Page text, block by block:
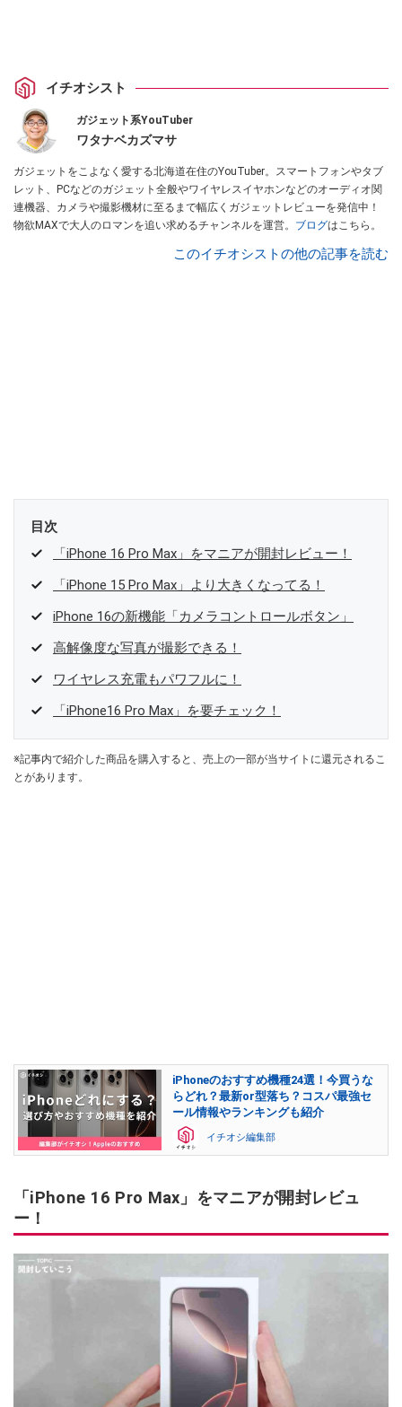
イチオシスト
ガジェット系YouTuber
ワタナベカズマサ
ガジェットをこよなく愛する北海道在住のYouTuber。スマートフォンやタブ
レット、PCなどのガジェット全般やワイヤレスイヤホンなどのオーディオ関
連機器、カメラや撮影機材に至るまで幅広くガジェットレビューを発信中！
物欲MAXで大人のロマンを追い求めるチャンネルを運営。 ブログはこちら。
このイチオシストの他の記事を読む
目次
「iPhone 16 Pro Max」をマニアが開封レビュー！
「iPhone 15 Pro Max」より大きくなってる！
iPhone 16の新機能「カメラコントロールボタン」
高解像度な写真が撮影できる！
ワイヤレス充電もパワフルに！
「iPhone16 Pro Max」を要チェック！
※記事内で紹介した商品を購入すると、売上の一部が当サイトに還元されるこ
とがあります。
iPhoneのおすすめ機種24選！今買うな
らどれ？最新or型落ち？コスパ最強セ
ール情報やランキングも紹介
イチオシ編集部
「iPhone 16 Pro Max」をマニアが開封レビュ
ー！